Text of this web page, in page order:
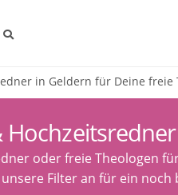
in Geldern für Deine freie
oder freie Theologen
Filter an für ein noch